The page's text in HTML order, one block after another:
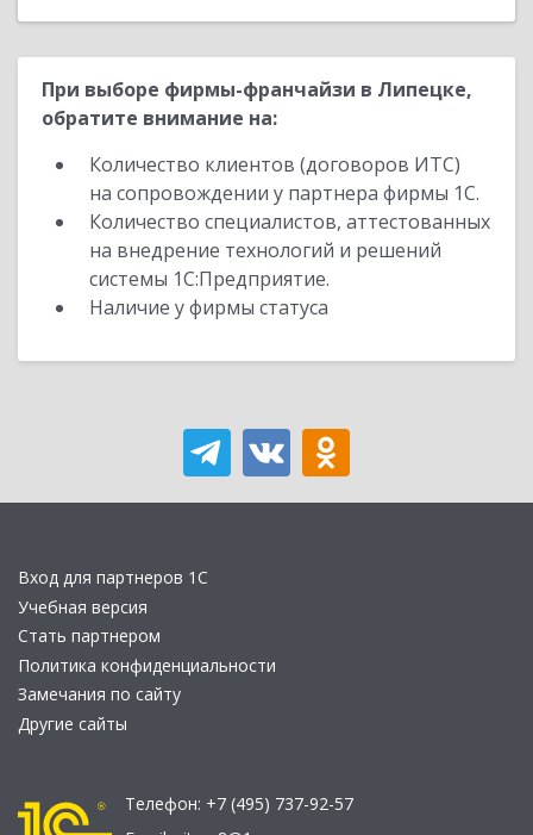
При выборе фирмы-франчайзи в Липецке,
обратите внимание на:
Количество клиентов (договоров ИТС)
на сопровождении у партнера фирмы 1С.
Количество специалистов, аттестованных
на внедрение технологий и решений
системы 1С:Предприятие.
Наличие у фирмы статуса
Вход для партнеров 1С
Учебная версия
Стать партнером
Политика конфиденциальности
Замечания по сайту
Другие сайты
Телефон: +7 (495) 737-92-57